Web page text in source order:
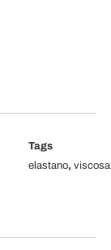
Tags
elastano, viscosa